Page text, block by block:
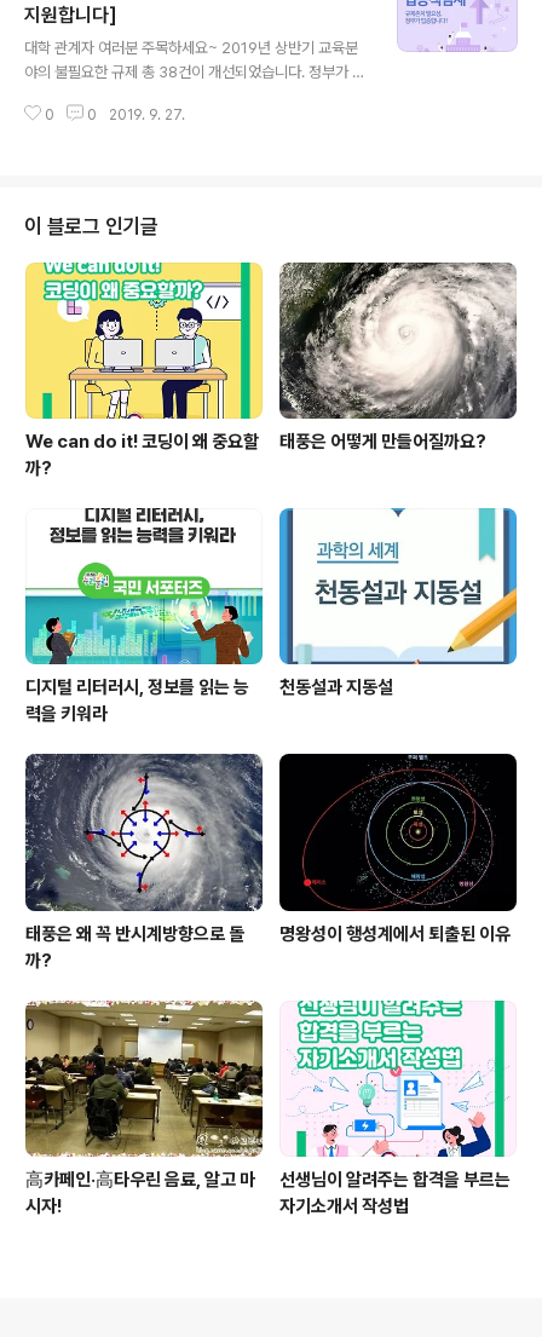
#교육 #교육통계 #한국의_교육지표 #OECD_회원국_교
육_비교
지원합니다]
대학 관계자 여러분 주목하세요~ 2019년 상반기 교육분
야의 불필요한 규제 총 38건이 개선되었습니다. 정부가 규
규제 입증책임제'를 운영하여 개선되는 교육분야 사례를
0 0 2019. 9. 27.
이 블로그 인기글
We can do it! 코딩이 왜 중요할
까?
태풍은 어떻게 만들어질까요?
디지털 리터러시, 정보를 읽는 능
력을 키워라
천동설과 지동설
태풍은 왜 꼭 반시계방향으로 돌
까?
명왕성이 행성계에서 퇴출된 이유
高카페인·高타우린 음료, 알고 마
시자!
선생님이 알려주는 합격을 부르는
자기소개서 작성법